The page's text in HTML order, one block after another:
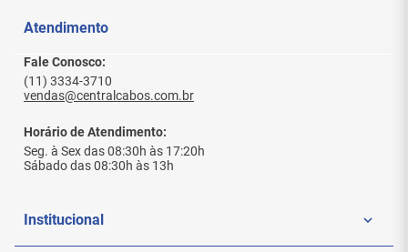
o botão de reset no lado HDMI do
aguarde a mensagem na tela: "Solte o
botão para emparelhar".
Conecte a porta Type-C do transmissor à
fonte de alimentação Type-C na tela.
Quando a mensagem "Pronto para
Atendimento
Fale Conosco:
(11) 3334-3710
vendas@centralcabos.com.br
Horário de Atendimento:
Seg. à Sex das 08:30h às 17:20h
Sábado das 08:30h às 13h
Institucional